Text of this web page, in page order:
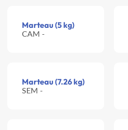
Marteau (5 kg)
CAM -
Marteau (7.26 kg)
SEM -